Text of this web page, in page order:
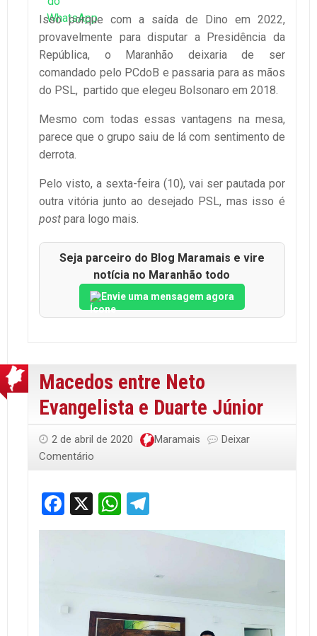
Isso porque com a saída de Dino em 2022,
provavelmente para disputar a Presidência da
República, o Maranhão deixaria de ser
comandado pelo PCdoB e passaria para as mãos
do PSL, partido que elegeu Bolsonaro em 2018.
Mesmo com todas essas vantagens na mesa,
parece que o grupo saiu de lá com sentimento de
derrota.
Pelo visto, a sexta-feira (10), vai ser pautada por
outra vitória junto ao desejado PSL, mas isso é
post para logo mais.
Seja parceiro do Blog Maramais e vire
notícia no Maranhão todo
Envie uma mensagem agora
Macedos entre Neto
Evangelista e Duarte Júnior
2 de abril de 2020 Maramais
Deixar
Comentário
Facebook
X WhatsApp